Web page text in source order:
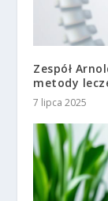
Zespół
metody
7 lipca 2025